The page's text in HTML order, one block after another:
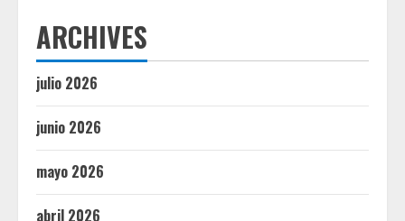
ARCHIVES
julio 2026
junio 2026
mayo 2026
abril 2026